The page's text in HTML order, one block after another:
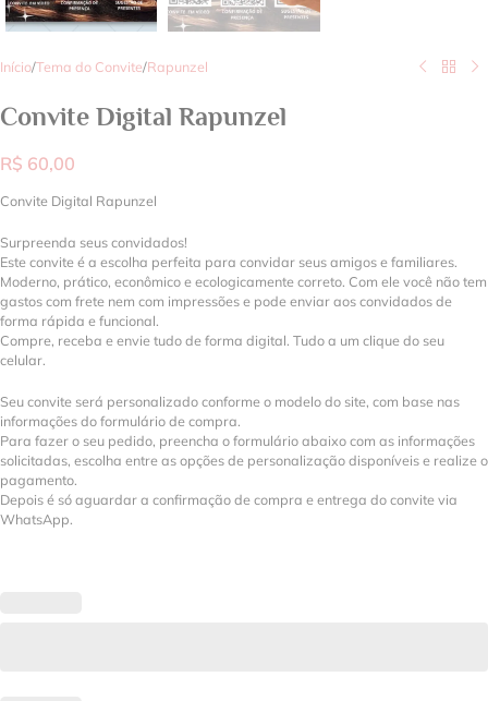
Início/Tema do Convite/Rapunzel
Convite Digital Rapunzel
R$ 60,00
Convite Digital Rapunzel
Surpreenda seus convidados!
Este convite é a escolha perfeita para convidar seus amigos e familiares.
Moderno, prático, econômico e ecologicamente correto. Com ele você não tem
gastos com frete nem com impressões e pode enviar aos convidados de
forma rápida e funcional.
Compre, receba e envie tudo de forma digital. Tudo a um clique do seu
celular.
Seu convite será personalizado conforme o modelo do site, com base nas
informações do formulário de compra.
Para fazer o seu pedido, preencha o formulário abaixo com as informações
solicitadas, escolha entre as opções de personalização disponíveis e realize o
pagamento.
Depois é só aguardar a confirmação de compra e entrega do convite via
WhatsApp.